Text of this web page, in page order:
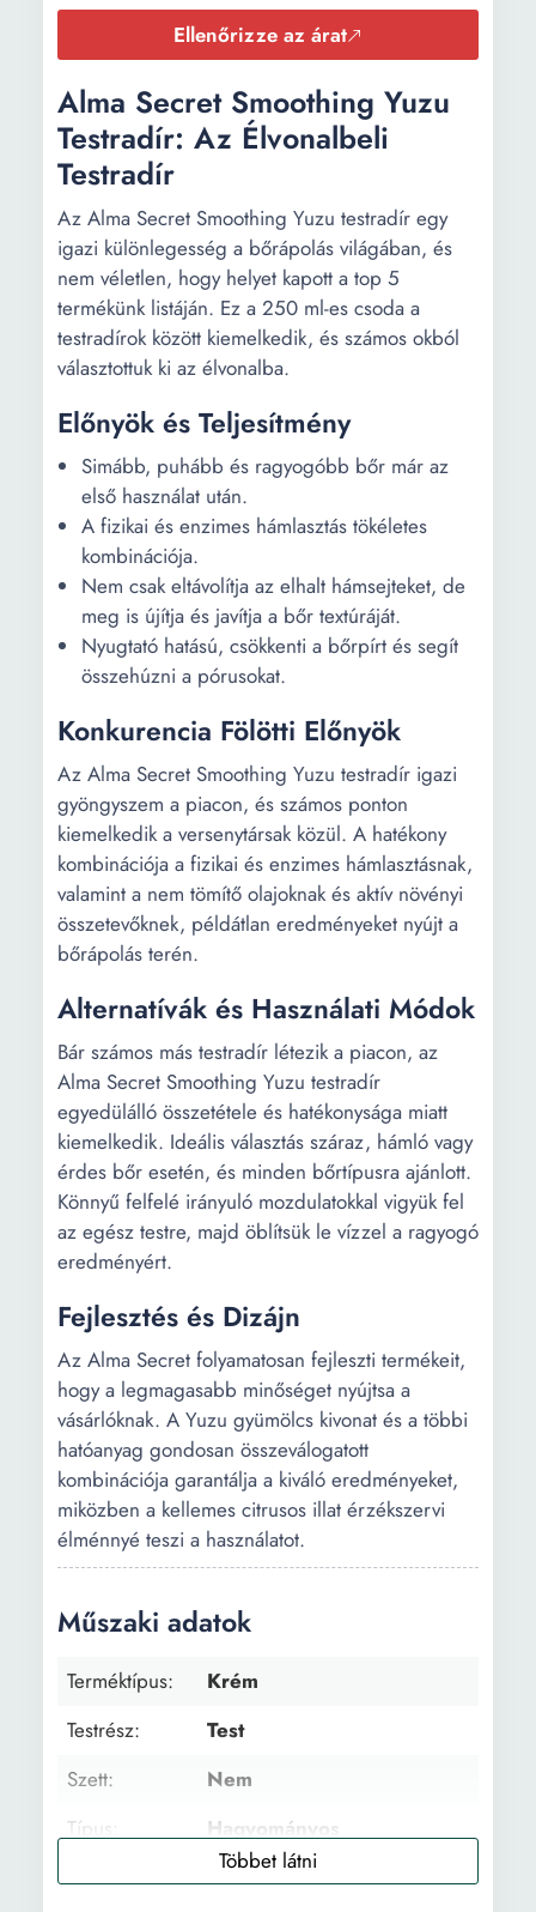
Ellenőrizze az árat
Alma Secret Smoothing Yuzu
Testradír: Az Élvonalbeli
Testradír
Az Alma Secret Smoothing Yuzu testradír egy
igazi különlegesség a bőrápolás világában, és
nem véletlen, hogy helyet kapott a top 5
termékünk listáján. Ez a 250 ml-es csoda a
testradírok között kiemelkedik, és számos okból
választottuk ki az élvonalba.
Előnyök és Teljesítmény
Simább, puhább és ragyogóbb bőr már az
első használat után.
A fizikai és enzimes hámlasztás tökéletes
kombinációja.
Nem csak eltávolítja az elhalt hámsejteket, de
meg is újítja és javítja a bőr textúráját.
Nyugtató hatású, csökkenti a bőrpírt és segít
összehúzni a pórusokat.
Konkurencia Fölötti Előnyök
Az Alma Secret Smoothing Yuzu testradír igazi
gyöngyszem a piacon, és számos ponton
kiemelkedik a versenytársak közül. A hatékony
kombinációja a fizikai és enzimes hámlasztásnak,
valamint a nem tömítő olajoknak és aktív növényi
összetevőknek, példátlan eredményeket nyújt a
bőrápolás terén.
Alternatívák és Használati Módok
Bár számos más testradír létezik a piacon, az
Alma Secret Smoothing Yuzu testradír
egyedülálló összetétele és hatékonysága miatt
kiemelkedik. Ideális választás száraz, hámló vagy
érdes bőr esetén, és minden bőrtípusra ajánlott.
Könnyű felfelé irányuló mozdulatokkal vigyük fel
az egész testre, majd öblítsük le vízzel a ragyogó
eredményért.
Fejlesztés és Dizájn
Az Alma Secret folyamatosan fejleszti termékeit,
hogy a legmagasabb minőséget nyújtsa a
vásárlóknak. A Yuzu gyümölcs kivonat és a többi
hatóanyag gondosan összeválogatott
kombinációja garantálja a kiváló eredményeket,
miközben a kellemes citrusos illat érzékszervi
élménnyé teszi a használatot.
Műszaki adatok
Terméktípus:
Krém
Testrész:
Test
Szett:
Nem
Típus:
Hagyományos
Arcbőr típus:
Normális